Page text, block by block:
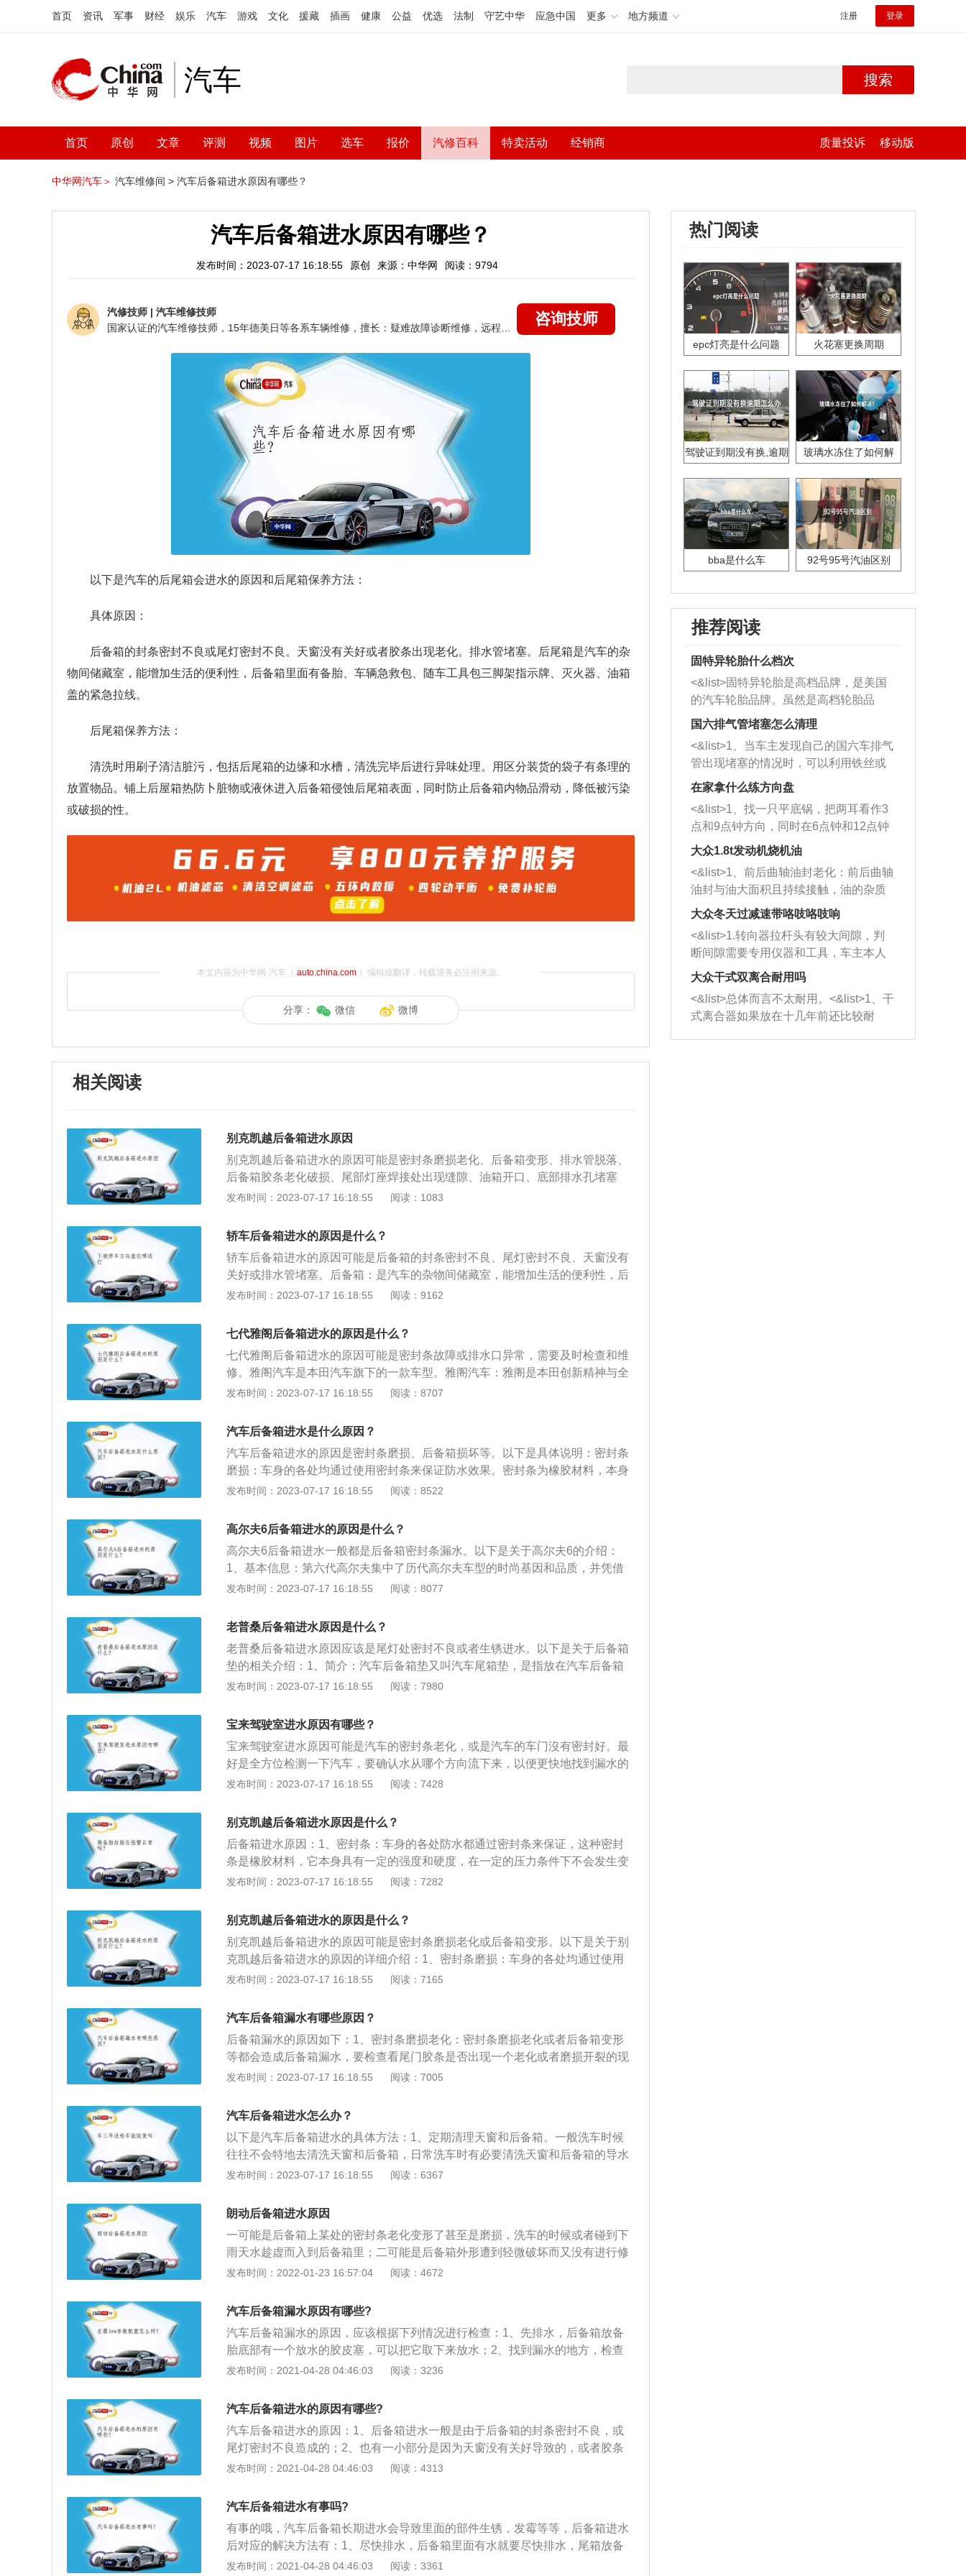
首页 资讯 军事 财经 娱乐 汽车 游戏 文化 援藏 插画 健康 公益 优选 法制 守艺中华 应急中国 更多 地方频道 注册 登录
汽车 搜索
首页 原创 文章 评测 视频 图片 选车 报价 汽修百科 特卖活动 经销商 质量投诉 移动版
中华网汽车＞ 汽车维修间 > 汽车后备箱进水原因有哪些？
汽车后备箱进水原因有哪些？
发布时间：2023-07-17 16:18:55 原创 来源：中华网 阅读：9794
汽修技师 | 汽车维修技师
咨询技师
以下是汽车的后尾箱会进水的原因和后尾箱保养方法：
具体原因：
后备箱的封条密封不良或尾灯密封不良。天窗没有关好或者胶条出现老化。排水管堵塞。后尾箱是汽车的杂
物间储藏室，能增加生活的便利性，后备箱里面有备胎、车辆急救包、随车工具包三脚架指示牌、灭火器、油箱
盖的紧急拉线。
后尾箱保养方法：
清洗时用刷子清洁脏污，包括后尾箱的边缘和水槽，清洗完毕后进行异味处理。用区分装货的袋子有条理的
放置物品。铺上后屋箱热防卜脏物或液休进入后备箱侵蚀后尾箱表面，同时防止后备箱内物品滑动，降低被污染
或破损的性。
本文内容为中华网·汽车（ auto.china.com）编辑或翻译，转载请务必注明来源。
分享： 微信 微博
相关阅读
别克凯越后备箱进水原因
别克凯越后备箱进水的原因可能是密封条磨损老化、后备箱变形、排水管脱落、
后备箱胶条老化破损、尾部灯座焊接处出现缝隙、油箱开口、底部排水孔堵塞
等。以下是关于别克凯越后备箱进水的原因的详细介绍：1、密封条磨损：车身
强度和硬度，在一定的压力条件下不会发生变形。但当长期暴露在空气中时，容
易导致密封条老化或磨损。最终使得后备箱进水。解决办法：建议更换密封条即
可。2、后备箱变形：汽车的后备箱设计均有一定的规则，通常情况下车身各处
均会做相应的排水弧度设计。若后备箱的外形遭到破坏，遇到雨水侵袭时就容易
导致后备箱严重漏水。解决办法：建议到修理厂找专业人员进行维修。3、排水
导致汽车后备箱存有大量积水。解决方法：出现这种情况，只需将排水管重新加
固即可。4、后备箱胶条老化破损：后备箱胶条属于易损件，经过长时间风吹日
晒很容易就会出现老化破损的现象，导致密封不严，从而发生渗水。解决方法：
处出现缝隙：汽车尾部灯座是直接连接后备箱的，如果出现缝隙就会在洗车或者
检查尾部灯座焊接处，查看是否出现缝隙，如出现缝隙，建议第一时间找专业人
士进行维修。6、油箱开口：加油的时候忘记关油箱盖，雨水或者洗车水就会通
过油箱直接流进后备箱，从而导致积水。解决方法：加油的时候一定要注意检查
油箱盖是否关严。7、底部排水孔堵塞：底部排水孔大概在后备箱备用轮胎的位
直接导致排水不良，出现积水问题。解决方法：只需要将排水孔重新疏通即可。
发布时间：2023-07-17 16:18:55 阅读：1083
轿车后备箱进水的原因是什么？
轿车后备箱进水的原因可能是后备箱的封条密封不良、尾灯密封不良、天窗没有
关好或排水管堵塞。后备箱：是汽车的杂物间储藏室，能增加生活的便利性，后
备箱里面有备胎、车辆急救包、随车工具包、三脚架指示牌、灭火器、油箱盖的
槽。铺上后尾箱垫，防止脏物或液体进入后备箱侵蚀后尾箱表面，同时防止后备
箱内物品滑动，降低被污染或破损的可能性。
发布时间：2023-07-17 16:18:55 阅读：9162
七代雅阁后备箱进水的原因是什么？
七代雅阁后备箱进水的原因可能是密封条故障或排水口异常，需要及时检查和维
修。雅阁汽车是本田汽车旗下的一款车型。雅阁汽车：雅阁是本田创新精神与全
球领先技术的践行者。雅阁原配轮胎为米其林超高性能跑胎Pilot-Super-Sport。
豪华版选用215/60R16米其林轮胎。密封条故障：当汽车密封条故障时。汽车后
备箱容易进水。可以尝试更换一个新的密封条。排水口异常：排水口用于排出多
余的积水。当排水口异常时，积水无法正常排出，将导致后备箱进水。
发布时间：2023-07-17 16:18:55 阅读：8707
汽车后备箱进水是什么原因？
汽车后备箱进水的原因是密封条磨损、后备箱损坏等。以下是具体说明：密封条
磨损：车身的各处均通过使用密封条来保证防水效果。密封条为橡胶材料，本身
具有一定的强度和硬度，在一定的压力条件下不会发生变形。但当长期暴露在空
的后备箱设计均有一定的规则，通常情况下车身各处均会做相应的排水弧度设
计。若后备箱的外形遭到破坏，遇到雨水侵袭时就容易导致后备箱严重漏水。汽
车后备箱进水的解决方法：尽快排水，尾箱备胎底部有放水的胶皮塞，取下即可
排水。需要尽快找到进水点，检查后备箱盖是否有变形，四周的胶条有没有损
坏。开盖通风，将后备箱盖板及内部物品取出，开盖晾晒1个小时，避免发霉生
发布时间：2023-07-17 16:18:55 阅读：8522
高尔夫6后备箱进水的原因是什么？
高尔夫6后备箱进水一般都是后备箱密封条漏水。以下是关于高尔夫6的介绍：
1、基本信息：第六代高尔夫集中了历代高尔夫车型的时尚基因和品质，并凭借
一汽-大众最先进的生产制造工艺，给消费者带来全方位的感受。2、外观设计：
创意设计部门领导人Flavio-Manzoni先生为领导的设计团队，“颠覆了历代高尔夫
的设计语言”，创造了崭新的大众设计理念。并将其融入第六代高尔夫设计的过
程，包括第一代高尔夫所特有的清晰简约的前部设计，以及第四代高尔夫近乎完
美的C柱造型。
发布时间：2023-07-17 16:18:55 阅读：8077
老普桑后备箱进水原因是什么？
老普桑后备箱进水原因应该是尾灯处密封不良或者生锈进水。以下是关于后备箱
垫的相关介绍：1、简介：汽车后备箱垫又叫汽车尾箱垫，是指放在汽车后备箱
底部的垫子。汽车后备箱是用于存放物品的地方，其作用不容忽视。汽车后备箱
保汽车内饰零部件。2、特点作用：后备箱垫精心设计的防滑表面，防水PE材
质，防紫外线，耐油污，韧性强，可防止砂、泥、水、雪、油污污染后行李箱，
载送花木、货物、放置潮湿物品、雨具、立体高边设计有效防止污物溢出污染爱
车，周到细致地保护后备厢的各个角落，抵御各种侵袭。
发布时间：2023-07-17 16:18:55 阅读：7980
宝来驾驶室进水原因有哪些？
宝来驾驶室进水原因可能是汽车的密封条老化，或是汽车的车门沒有密封好。最
好是全方位检测一下汽车，要确认水从哪个方向流下来，以便更快地找到漏水的
原因。宝来的相关介绍：1、外观：在外形上，宝来的研发以中国的传统舞狮为
更加流畅优雅而修长，动静之间彰显舞狮的灵动与威猛。2、动力：宝来1.4TSI运
动版最大的变化就在于装备了由一汽大众大连发动机工厂生产的EA111系列1.4T
SI涡轮增压发动机。宝来1.4TSI运动版0-100km/h加速时间应该会在10秒左右，
基本能满足人们日常驾驶甚至小运动一把对动力的需求。
发布时间：2023-07-17 16:18:55 阅读：7428
别克凯越后备箱进水原因是什么？
后备箱进水原因：1、密封条：车身的各处防水都通过密封条来保证，这种密封
条是橡胶材料，它本身具有一定的强度和硬度，在一定的压力条件下不会发生变
形。2、后备箱变形：汽车的后备箱设计都有一定的规则，在A、B、C、D四个区
次清洗密封圈，可以用湿棉花慢慢的擦拭。如果车要经历长时间的搁置，要记得
在搁置之前做一次彻底的清洗，避免在停放时自然变老化。清洗的时候一般都会
选择滑石粉。
发布时间：2023-07-17 16:18:55 阅读：7282
别克凯越后备箱进水的原因是什么？
别克凯越后备箱进水的原因可能是密封条磨损老化或后备箱变形。以下是关于别
克凯越后备箱进水的原因的详细介绍：1、密封条磨损：车身的各处均通过使用
密封条来保证防水效果。密封条为橡胶材料，本身具有一定的强度和硬度，在一
或磨损。最终使得后备箱进水。2、后备箱变现：汽车的后备箱设计均有一定的
坏，遇到雨水侵袭时就容易导致后备箱严重漏水。
发布时间：2023-07-17 16:18:55 阅读：7165
汽车后备箱漏水有哪些原因？
后备箱漏水的原因如下：1、密封条磨损老化：密封条磨损老化或者后备箱变形
等都会造成后备箱漏水，要检查看尾门胶条是否出现一个老化或者磨损开裂的现
象，要是之前车辆出过事故，修复过后出现漏水就要检查是不是修复过后的密封
密封胶条出现脱落或者损坏，水也会从尾灯流进后备箱。3、排水管泄漏、堵
塞：有一些汽车的天窗排水管走后备箱，要是天窗排水管出现泄漏、堵塞，也会
导致该故障现象的发生。
发布时间：2023-07-17 16:18:55 阅读：7005
汽车后备箱进水怎么办？
以下是汽车后备箱进水的具体方法：1、定期清理天窗和后备箱。一般洗车时候
往往不会特地去清洗天窗和后备箱，日常洗车时有必要清洗天窗和后备箱的导水
槽部分。把两边导水槽内的灰尘和泥沙擦拭干净，用硬度稍微大铁丝，疏通下排
在密封条上。可以使用滑石粉或者婴儿爽身粉来吸干密封条上多余的油脂和水
份。
发布时间：2023-07-17 16:18:55 阅读：6367
朗动后备箱进水原因
一可能是后备箱上某处的密封条老化变形了甚至是磨损，洗车的时候或者碰到下
雨天水趁虚而入到后备箱里；二可能是后备箱外形遭到轻微破坏而又没有进行修
复，后备箱都是有在各个区都做了相应的排水弧度设计的，碰到雨天后备箱就会
的地方，是否都有积水的现象。后备箱积水的危害还是挺大的，积水久了没得到
了也会破坏腐蚀备胎，产生难闻的臭味，并且湿气水汽排不出，也很容易让车内
饰潮湿发霉。在发现后备箱漏水后，首先应该及时清理车内积水，让后备箱重新
变得干燥起来。然后检测车内哪些部位和部件有受损，受损严重的，要及时到修
发布时间：2022-01-23 16:57:04 阅读：4672
汽车后备箱漏水原因有哪些?
汽车后备箱漏水的原因，应该根据下列情况进行检查：1、先排水，后备箱放备
胎底部有一个放水的胶皮塞，可以把它取下来放水；2、找到漏水的地方，检查
后备箱盖是否变形，四周胶条是否老化，用水管淋水后看有哪个部位有滴水进
箱拆下内饰板钻进去，用胶封标出位置，最好是外部密封。后保险杠也要拆下，
外，如果汽车还在保修期内，直接打电话给售后或到4S店维修。
发布时间：2021-04-28 04:46:03 阅读：3236
汽车后备箱进水的原因有哪些?
汽车后备箱进水的原因：1、后备箱进水一般是由于后备箱的封条密封不良，或
尾灯密封不良造成的；2、也有一小部分是因为天窗没有关好导致的，或者胶条
也出现老化了；3、一般情况下，如果发现后备箱里面有积水就要注意了，要及
发布时间：2021-04-28 04:46:03 阅读：4313
汽车后备箱进水有事吗?
有事的哦，汽车后备箱长期进水会导致里面的部件生锈，发霉等等，后备箱进水
后对应的解决方法有：1、尽快排水，后备箱里面有水就要尽快排水，尾箱放备
胎底部有放水的胶皮塞，取下即可排水；2、需要尽快找到进水点，检查后备箱
发布时间：2021-04-28 04:46:03 阅读：3361
热门阅读
epc灯亮是什么问题 火花塞更换周期
驾驶证到期没有换,逾期
玻璃水冻住了如何解
bba是什么车 92号95号汽油区别
推荐阅读
固特异轮胎什么档次
<&list>固特异轮胎是高档品牌，是美国
的汽车轮胎品牌。虽然是高档轮胎品
牌，但是中高低端的轮胎都有生产，这
也是为了更好的开拓市场。
国六排气管堵塞怎么清理
<&list>1、当车主发现自己的国六车排气
管出现堵塞的情况时，可以利用铁丝或
者是细棍，直接将杂物给取出来，如果
堵塞情况比较严重，也可以采取应急措
施。 <&list>2、直接利用木棍将所有的
杂物推到排气管里面的位置处，然后将
三元催化器拆解开，就可以将堵塞的东
西取出来。但如果是因为积碳过多引起
的堵塞，就需要将三元催化器泡在草酸
洗剂对堵塞的情况得到解决，将清洗剂
放在燃油箱中，与燃油混合后，车辆启
动时，就可以和汽油一起进入到燃烧
室，最后形成废气排出，就可以让三元
催化器得到清洗，排气管堵塞的情况就
能够得到解决。
在家拿什么练方向盘
<&list>1、找一只平底锅，把两耳看作3
点和9点钟方向，同时在6点钟和12点钟
方向做一个标记。 <&list>2、双手握住
一圈半的练习，往右同样也要打相同的
圈数。 <&list>3、最后强调要反复练
习，这样就可以形成肌肉记忆，在真实
驾驶车辆时，不需要记忆也能打好方
向。
大众1.8t发动机烧机油
<&list>1、前后曲轴油封老化：前后曲轴
油封与油大面积且持续接触，油的杂质
和发动机内持续温度变化使其密封效果
逐渐减弱，导致渗油或漏油。<&list>2、
活塞间隙过大：积碳会使活塞环与缸体
的间隙扩大，导致机油流入燃烧室中，
造成烧机油。<&list>3、机油粘度。使用
机油粘度过小的话，同样会有烧机油现
象，机油粘度过小具有很好的流动性，
大众冬天过减速带咯吱咯吱响
<&list>1.转向器拉杆头有较大间隙，判
断间隙需要专用仪器和工具，车主本人
无法制作，需要将车辆送到修理厂或4s
店；<&list>2.车辆半轴套管防尘罩破
裂，破裂后会出现漏油现象，使半轴磨
损严重，磨损的半轴容易损坏，产生异
响；<&list>3.稳定器的转向胶套和球头
大众干式双离合耐用吗
<&list>总体而言不太耐用。<&list>1、干
式离合器如果放在十几年前还比较耐